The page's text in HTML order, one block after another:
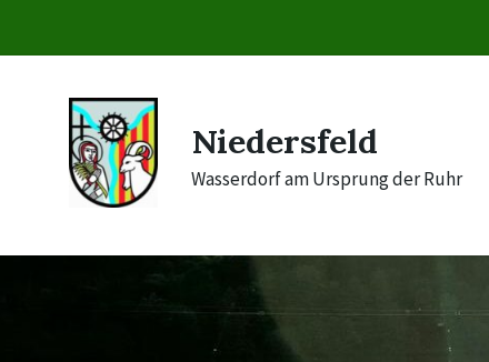
content
main
footer
Niedersfeld
Wasserdorf am Ursprung der Ruhr